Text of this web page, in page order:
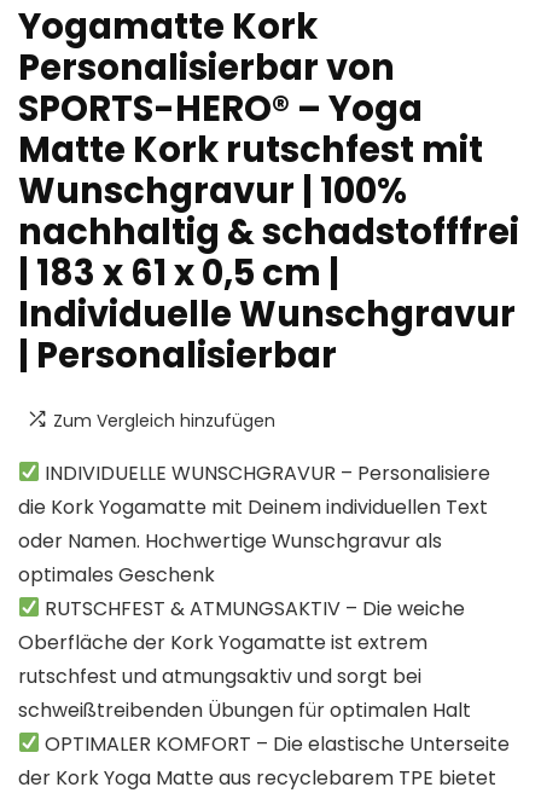
Yogamatte Kork
Personalisierbar von
SPORTS-HERO® – Yoga
Matte Kork rutschfest mit
Wunschgravur | 100%
nachhaltig & schadstofffrei
| 183 x 61 x 0,5 cm |
Individuelle Wunschgravur
| Personalisierbar
Zum Vergleich hinzufügen
INDIVIDUELLE WUNSCHGRAVUR – Personalisiere
die Kork Yogamatte mit Deinem individuellen Text
oder Namen. Hochwertige Wunschgravur als
optimales Geschenk
RUTSCHFEST & ATMUNGSAKTIV – Die weiche
Oberfläche der Kork Yogamatte ist extrem
rutschfest und atmungsaktiv und sorgt bei
schweißtreibenden Übungen für optimalen Halt
OPTIMALER KOMFORT – Die elastische Unterseite
der Kork Yoga Matte aus recyclebarem TPE bietet